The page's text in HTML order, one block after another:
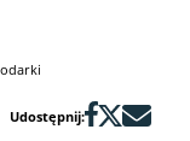
Udostępnij: